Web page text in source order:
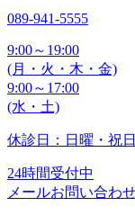
089-941-5555
9:00～19:00
(月・火・木・金)
9:00～17:00
(水・土)
休診日：日曜・祝日
24時間受付中
メールお問い合わ